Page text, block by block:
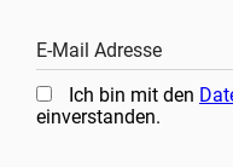
E-Mail Adresse
Ich bin mit den
einverstanden.